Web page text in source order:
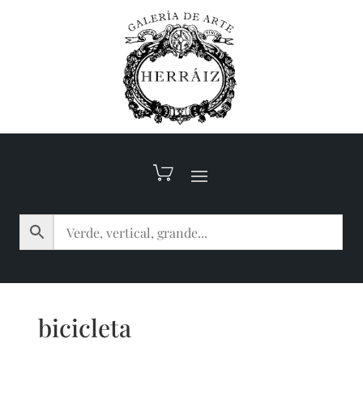
bicicleta